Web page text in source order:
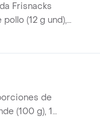
Frisnacks
(12 g und),
(100 g )y
de
(100 g), 1